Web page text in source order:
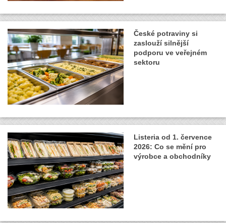
České potraviny si
zaslouží silnější
podporu ve veřejném
sektoru
Listeria od 1. července
2026: Co se mění pro
výrobce a obchodníky